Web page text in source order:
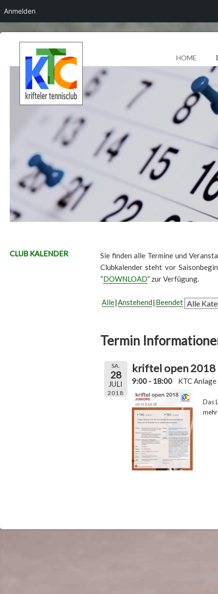
HOME
CLUB KALENDER
Sie finden alle Termine und
Clubkalender steht vor
“DOWNLOAD” zur Verfügung.
Alle Anstehend Beendet
Termin
SA.
28
JULI
2018
kriftel open 2018
9:00 - 18:00 KTC Anlage
Das
Anmelden